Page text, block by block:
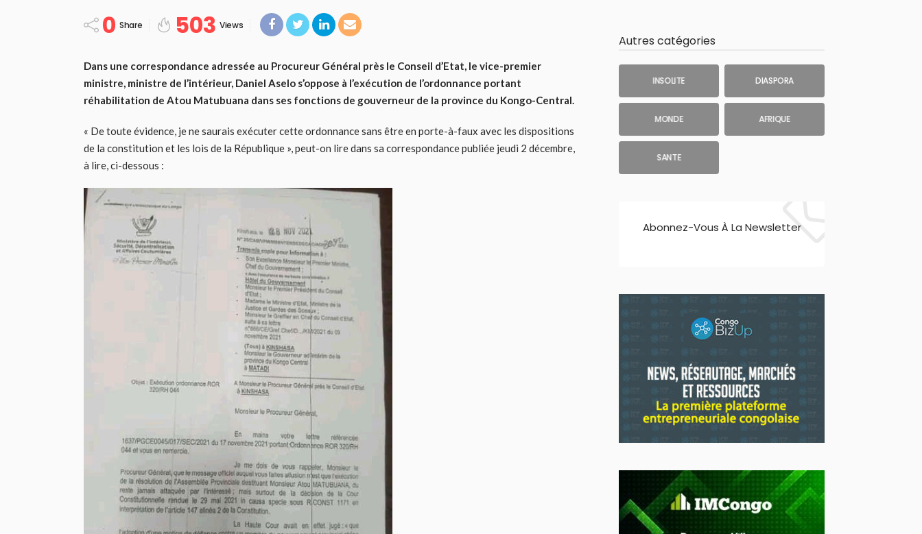
0 Share 503 Views
Dans une correspondance adressée au Procureur Général près le Conseil d’Etat, le vice-premier
ministre, ministre de l’intérieur, Daniel Aselo s’oppose à l’exécution de l’ordonnance portant
réhabilitation de Atou Matubuana dans ses fonctions de gouverneur de la province du Kongo-Central.
« De toute évidence, je ne saurais exécuter cette ordonnance sans être en porte-à-faux avec les dispositions
de la constitution et les lois de la République », peut-on lire dans sa correspondance publiée jeudi 2 décembre,
à lire, ci-dessous :
Autres catégories
INSOLITE DIASPORA
MONDE AFRIQUE
SANTE
Abonnez-Vous À La Newsletter